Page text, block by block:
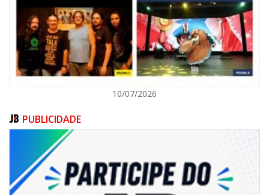
GERAL
10/07/2026
PUBLICIDADE